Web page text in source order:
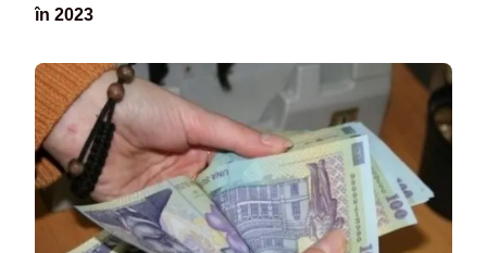
în 2023